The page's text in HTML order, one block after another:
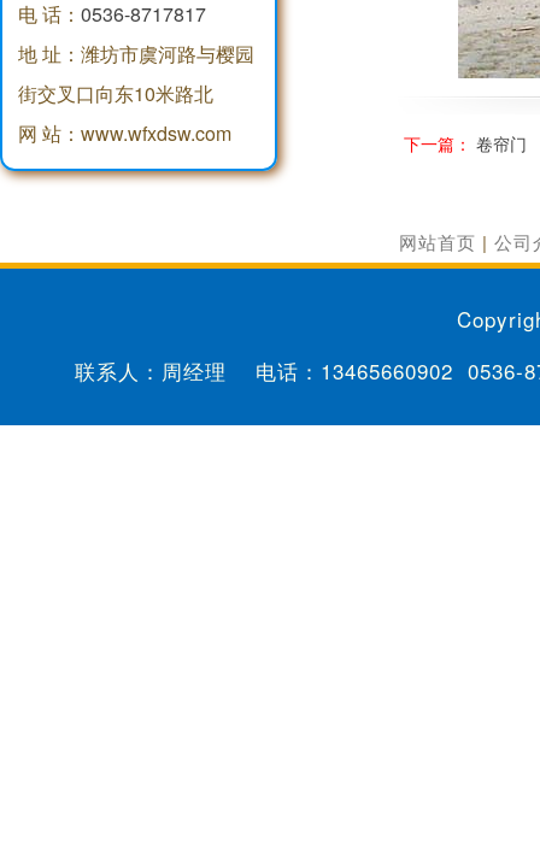
电 话： 0536-8717817
地 址：潍坊市虞河路与樱园
街交叉口向东10米路北
网 站：www.wfxdsw.com
下一篇： 卷帘门
网站首页 | 公司
联系人：周经理 电话： 13465660902 0536-